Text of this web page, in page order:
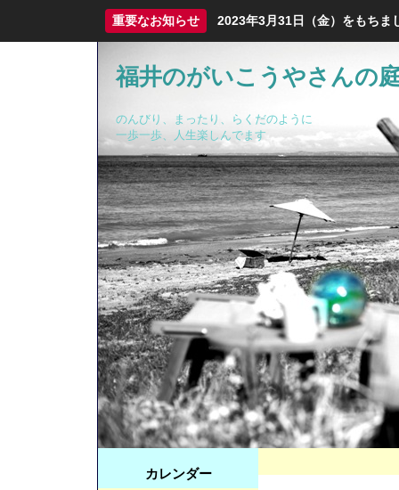
重要なお知らせ 2023年3月31日（金）をもちま
福井のがいこうやさんの
のんびり、まったり、らくだのように
一歩一歩、人生楽しんでます
カレンダー